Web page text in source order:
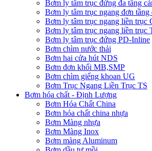
Bơm ly tâm trục đứng đa tầng
Bơm ly tâm trục ngang đơn tầng
Bơm ly tâm trục ngang liền trục
Bơm ly tâm trục ngang liền trục
Bơm ly tâm trục đứng PD-Inline
Bơm chìm nước thải
Bơm hai cửa hút NDS
Bơm đơn khối MB,SMP
Bơm chìm giếng khoan UG
Bơm Trục Ngang Liền Trục TS
Bơm hóa chất - Định Lượng
Bơm Hóa Chất China
Bơm hóa chất china nhựa
Bơm Màng nhựa
Bơm Màng Inox
Bơm màng Aluminum